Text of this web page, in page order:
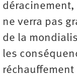
ne verra pas
de la
les